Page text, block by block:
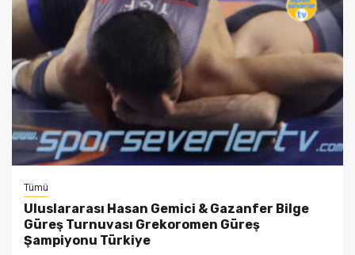
Tümü
Uluslararası Hasan Gemici & Gazanfer Bilge
Güreş Turnuvası Grekoromen Güreş
Şampiyonu Türkiye